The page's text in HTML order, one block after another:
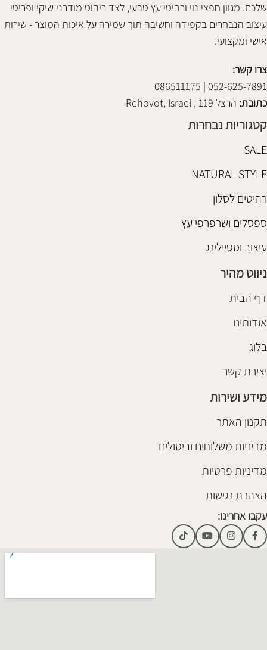
שלכם. מגוון חפצי נוי ורהיטי עץ טבעי, לצד ריהוט מודרני שיקי ופריטי
עיצוב הנבחרים בקפידה וחשיבה תוך שמירה על איכות המוצר - שירות
אישי ומקצועי.
צרו קשר:
052-625-7891 | 086511175
כתובת: הרצל 119 , Rehovot, Israel
קטגוריות נבחרות
SALE
NATURAL STYLE
רהיטים לסלון
ספסלים ושרפרפי עץ
עיצוב וסטיילינג
ניווט מהיר
דף הבית
אודותינו
בלוג
יצירת קשר
מידע ושירות
תקנון האתר
מדיניות משלוחים וביטולים
מדיניות פרטיות
הצהרת נגישות
עקבו אחרינו: